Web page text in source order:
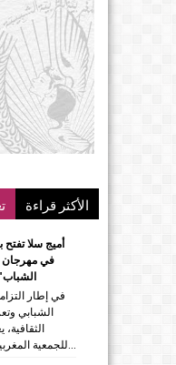
الأكثر قراءة
أميج سلا
في مهرجان
الشباب"
في إطار
الشبابي
الثقافية،